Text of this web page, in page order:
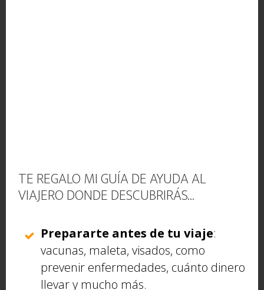
El salto en Thol. Como pájaros volando. Photo by Vivek
@ indiateayuda
ir al zoo y es un lugar ideal para ir solo, en pareja,
en familia… Tiene un tren, como el de Aranjuez,
Madrid, que recorre todo el lago. Las luces por la
TE REGALO MI GUÍA DE AYUDA AL
VIAJERO DONDE DESCUBRIRÁS...
Prepararte antes de tu viaje:
vacunas, maleta, visados, como
prevenir enfermedades, cuánto dinero
llevar y mucho más.